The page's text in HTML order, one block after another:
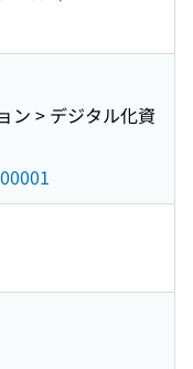
ン > デジタル化資